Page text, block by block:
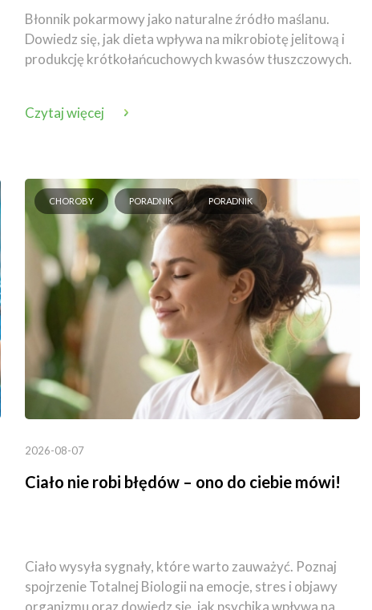
Błonnik pokarmowy jako naturalne źródło maślanu.
Dowiedz się, jak dieta wpływa na mikrobiotę jelitową i
produkcję krótkołańcuchowych kwasów tłuszczowych.
Czytaj więcej
CHOROBY PORADNIK PORADNIK
2026-08-07
Ciało nie robi błędów – ono do ciebie mówi!
Ciało wysyła sygnały, które warto zauważyć. Poznaj
spojrzenie Totalnej Biologii na emocje, stres i objawy
organizmu oraz dowiedz się, jak psychika wpływa na